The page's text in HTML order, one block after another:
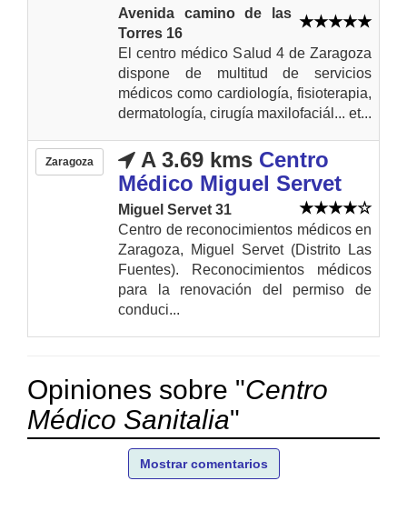
Avenida camino de las
Torres 16
El centro médico Salud 4 de Zaragoza
dispone de multitud de servicios
médicos como cardiología, fisioterapia,
dermatología, cirugía maxilofaciál... et...
Zaragoza A 3.69 kms Centro
Médico Miguel Servet
Miguel Servet 31
Centro de reconocimientos médicos en
Zaragoza, Miguel Servet (Distrito Las
Fuentes). Reconocimientos médicos
para la renovación del permiso de
conduci...
Opiniones sobre "Centro
Médico Sanitalia"
Mostrar comentarios